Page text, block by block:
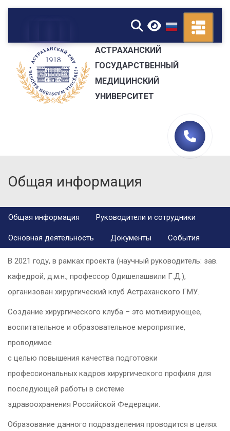
▼
АСТРАХАНСКИЙ
ГОСУДАРСТВЕННЫЙ
МЕДИЦИНСКИЙ
УНИВЕРСИТЕТ
Общая информация
Общая информация Руководители и сотрудники
Основная деятельность Документы События
В 2021 году, в рамках проекта (научный руководитель: зав.
кафедрой, д.м.н., профессор Одишелашвили Г.Д.),
организован хирургический клуб Астраханского ГМУ.
Создание хирургического клуба – это мотивирующее,
воспитательное и образовательное мероприятие,
проводимое
с целью повышения качества подготовки
профессиональных кадров хирургического профиля для
последующей работы в системе
здравоохранения Российской Федерации.
Образование данного подразделения проводится в целях